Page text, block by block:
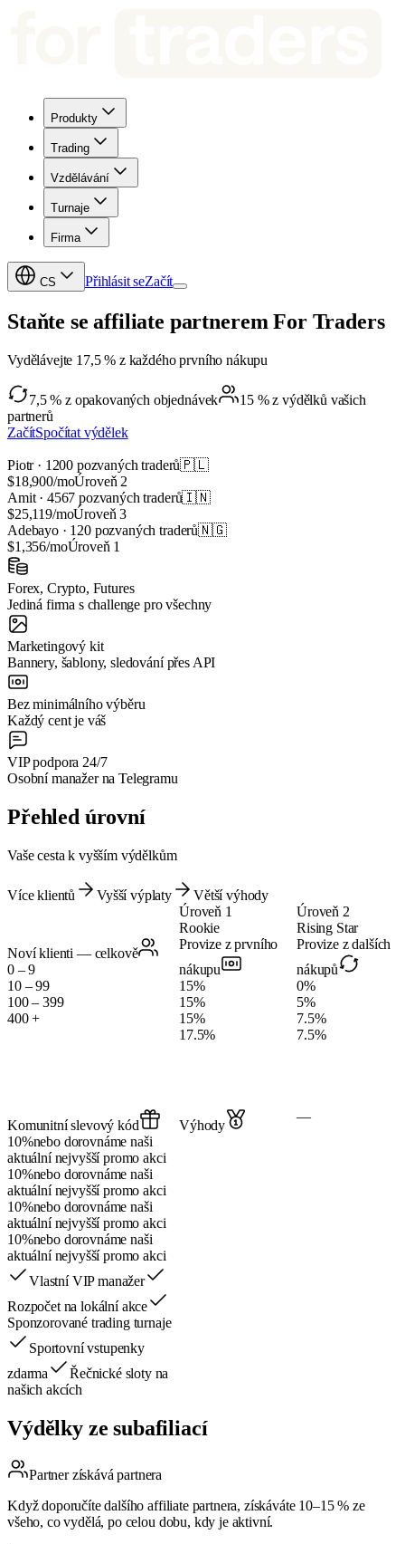
Produkty
Trading
Vzdělávání
Turnaje
Firma
CS Přihlásit seZačít
Staňte se affiliate partnerem For Traders
Vydělávejte 17,5 % z každého prvního nákupu
7,5 % z opakovaných objednávek
15 % z výdělků vašich
partnerů
ZačítSpočítat výdělek
Piotr · 1200 pozvaných traderů🇵🇱
$18,900/moÚroveň 2
Amit · 4567 pozvaných traderů🇮🇳
$25,119/moÚroveň 3
Adebayo · 120 pozvaných traderů🇳🇬
$1,356/moÚroveň 1
Forex, Crypto, Futures
Jediná firma s challenge pro všechny
Marketingový kit
Bannery, šablony, sledování přes API
Bez minimálního výběru
Každý cent je váš
VIP podpora 24/7
Osobní manažer na Telegramu
Přehled úrovní
Vaše cesta k vyšším výdělkům
Více klientů Vyšší výplaty
Větší výhody
Úroveň 1
Rookie
Úroveň 2
Rising Star
Noví klienti — celkově
0 – 9
10 – 99
100 – 399
400 +
Provize z prvního
nákupu
15%
15%
15%
17.5%
Provize z dalších
nákupů
0%
5%
7.5%
7.5%
Komunitní slevový kód
10%nebo dorovnáme naši
aktuální nejvyšší promo akci
10%nebo dorovnáme naši
aktuální nejvyšší promo akci
10%nebo dorovnáme naši
aktuální nejvyšší promo akci
10%nebo dorovnáme naši
aktuální nejvyšší promo akci
Výhody
—
Vlastní VIP manažer
Rozpočet na lokální akce
Sponzorované trading turnaje
Sportovní vstupenky
zdarma
Řečnické sloty na
našich akcích
Výdělky ze subafiliací
Partner získává partnera
Když doporučíte dalšího affiliate partnera, získáváte 10–15 % ze
všeho, co vydělá, po celou dobu, kdy je aktivní.